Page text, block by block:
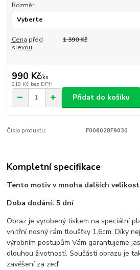
Rozměr
Cena před
slevou
1 390 Kč
990 Kč/ks
818 Kč bez DPH
Přidat do košíku
Číslo produktu: F006028F9030
Kompletní specifikace
Tento motiv v mnoha dalších
Doba dodání: 5 dní
Obraz je vyrobený tiskem na speciální
vnitřní nosný rám tloušťky 1,6cm. Díky
výrobním postupům Vám garantujeme
dlouhou životností. Součástí obrazu je
zavěšení za zeď.